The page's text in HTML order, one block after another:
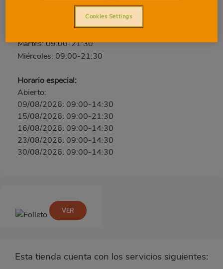
Sábado: 09:00-21:30
Lunes: 09:00-21:30
Martes: 09:00-21:30
Miércoles: 09:00-21:30
Horario especial:
Abierto:
09/08/2026: 09:00-14:30
15/08/2026: 09:00-21:30
16/08/2026: 09:00-14:30
23/08/2026: 09:00-14:30
30/08/2026: 09:00-14:30
Esta tienda cuenta con los servicios siguientes:
VER
Cookies Settings